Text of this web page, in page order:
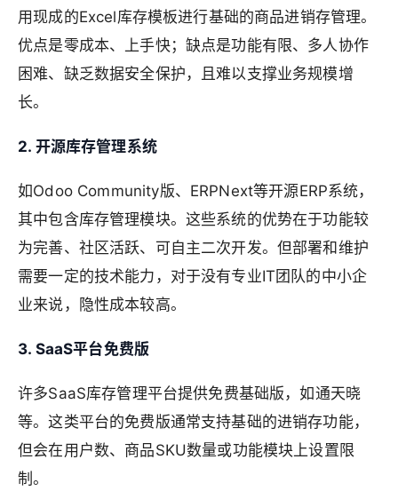
用现成的Excel库存模板进行基础的商品进销存管理。
优点是零成本、上手快；缺点是功能有限、多人协作
困难、缺乏数据安全保护，且难以支撑业务规模增
长。
2. 开源库存管理系统
如Odoo Community版、ERPNext等开源ERP系统，
其中包含库存管理模块。这些系统的优势在于功能较
为完善、社区活跃、可自主二次开发。但部署和维护
需要一定的技术能力，对于没有专业IT团队的中小企
业来说，隐性成本较高。
3. SaaS平台免费版
许多SaaS库存管理平台提供免费基础版，如通天晓
等。这类平台的免费版通常支持基础的进销存功能，
但会在用户数、商品SKU数量或功能模块上设置限
制。